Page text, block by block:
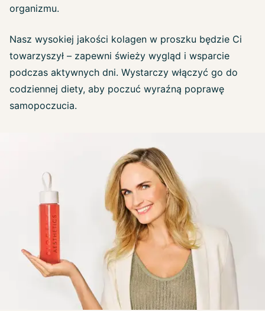
organizmu.
Nasz wysokiej jakości kolagen w proszku będzie Ci
towarzyszył – zapewni świeży wygląd i wsparcie
podczas aktywnych dni. Wystarczy włączyć go do
codziennej diety, aby poczuć wyraźną poprawę
samopoczucia.